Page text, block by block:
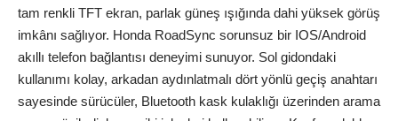
tam renkli TFT ekran, parlak güneş ışığında dahi yüksek görüş
imkânı sağlıyor. Honda RoadSync sorunsuz bir IOS/Android
akıllı telefon bağlantısı deneyimi sunuyor. Sol gidondaki
kullanımı kolay, arkadan aydınlatmalı dört yönlü geçiş anahtarı
sayesinde sürücüler, Bluetooth kask kulaklığı üzerinden arama